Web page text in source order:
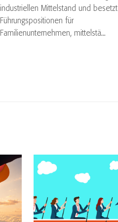
industriellen Mittelstand und besetzt
Führungspositionen für
Familienunternehmen, mittelstä...